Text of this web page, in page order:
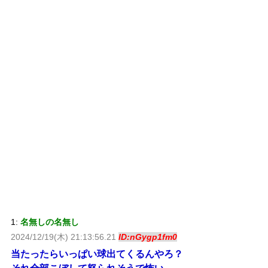
1: 名無しの名無し
2024/12/19(木) 21:13:56.21 ID:nGygp1fm0
当たったらいっぱい球出てくるんやろ？